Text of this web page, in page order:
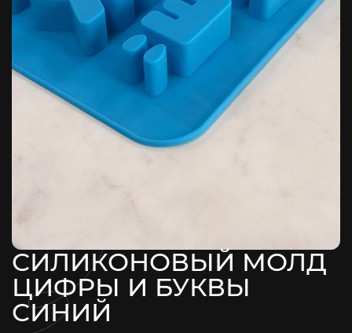
СИЛИКОНОВЫЙ МОЛД
ЦИФРЫ И БУКВЫ
СИНИЙ